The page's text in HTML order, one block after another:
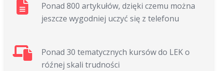
Ponad 800 artykułów, dzięki czemu można
jeszcze wygodniej uczyć się z telefonu
Ponad 30 tematycznych kursów do LEK o
róźnej skali trudności